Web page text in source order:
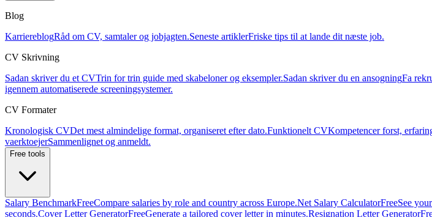
Blog
KarriereblogRåd om CV, samtaler og jobjagten.Seneste artiklerFriske tips til at lande dit næste job.
CV Skrivning
Sadan skriver du et CVTrin for trin guide med skabeloner og eksempler.Sadan skriver du en ansogningFa
igennem automatiserede screeningsystemer.
CV Formater
Kronologisk CVDet mest almindelige format, organiseret efter dato.Funktionelt CVKompetencer forst,
vaerktoejerSammenlignet og anmeldt.
Free tools
Salary BenchmarkFreeCompare salaries by role and country across Europe.Net Salary CalculatorFreeSee
seconds.Cover Letter GeneratorFreeGenerate a tailored cover letter in minutes.Resignation Letter Generator